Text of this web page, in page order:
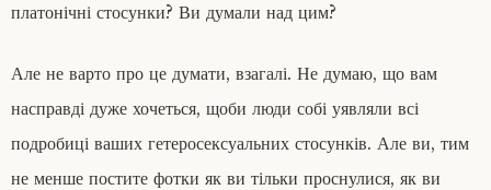
платонічні стосунки? Ви думали над цим?
Але не варто про це думати, взагалі. Не думаю, що вам
насправді дуже хочеться, щоби люди собі уявляли всі
подробиці ваших гетеросексуальних стосунків. Але ви, тим
не менше постите фотки як ви тільки проснулися, як ви